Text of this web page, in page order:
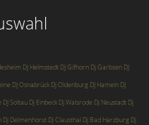
DJ Helmstedt DJ Gifhorn Dj Garbsen DJ
DJ Osnabrück Dj Oldenburg DJ Hameln DJ
DJ Soltau Dj Einbeck Dj Walsrode Dj Neustadt Dj
Dj Delmenhorst Dj Clausthal Dj Bad Harzburg Dj